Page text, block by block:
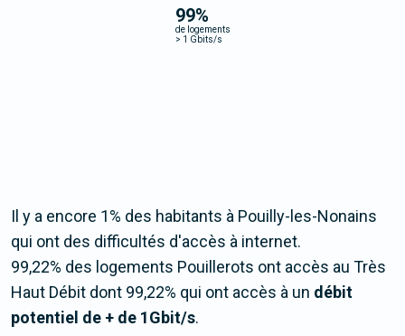
99%
de logements
> 1 Gbits/s
Il y a encore 1% des habitants à Pouilly-les-Nonains
qui ont des difficultés d'accès à internet.
99,22% des logements Pouillerots ont accès au Très
Haut Débit dont 99,22% qui ont accès à un débit
potentiel de + de 1Gbit/s.